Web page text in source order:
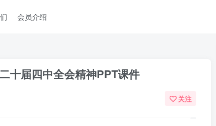
会员介绍
十届四中全会精神PPT课件
关注